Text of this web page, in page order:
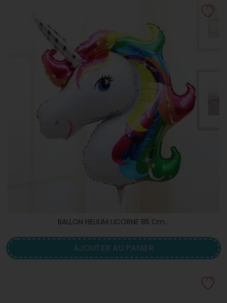
BALLON HELIUM LICORNE 85 Cm...
AJOUTER AU PANIER